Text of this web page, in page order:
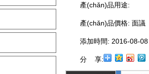
產(chǎn)品用途:
產(chǎn)品價格: 面議
添加時間: 2016-08-08
分 享: